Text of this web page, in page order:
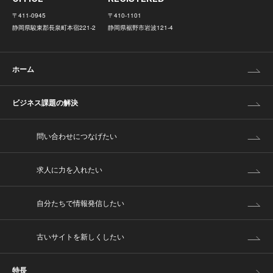
〒411-0945
静岡県駿東郡長泉町本宿221-2
〒410-1101
静岡県裾野市岩波121-4
ホーム
ビジネス課題の解決
問い合わせにつなげたい
求人に力を入れたい
自分たちで情報発信したい
古いサイトを新しくしたい
特長